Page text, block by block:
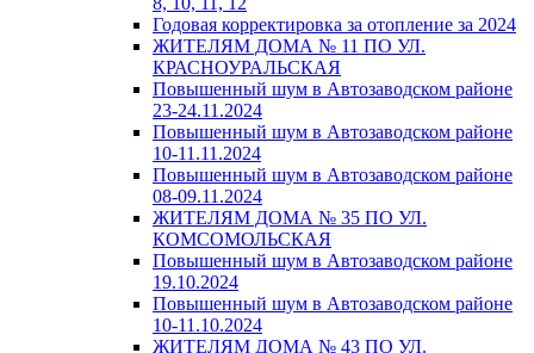
Годовая корректировка за отопление за 2024
ЖИТЕЛЯМ ДОМА № 11 ПО УЛ.
КРАСНОУРАЛЬСКАЯ
Повышенный шум в Автозаводском районе
23-24.11.2024
Повышенный шум в Автозаводском районе
10-11.11.2024
Повышенный шум в Автозаводском районе
08-09.11.2024
ЖИТЕЛЯМ ДОМА № 35 ПО УЛ.
КОМСОМОЛЬСКАЯ
Повышенный шум в Автозаводском районе
19.10.2024
Повышенный шум в Автозаводском районе
10-11.10.2024
ЖИТЕЛЯМ ДОМА № 43 ПО УЛ.